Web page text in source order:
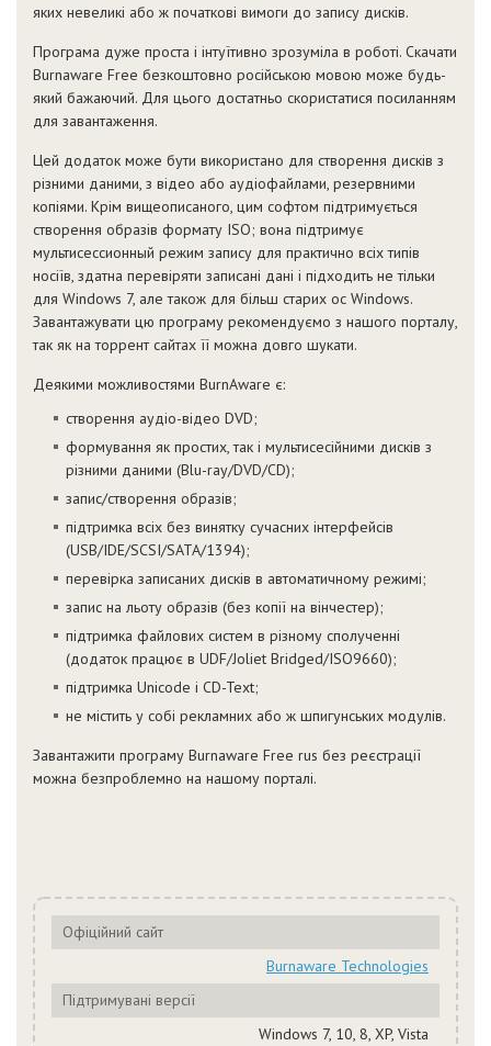
яких невеликі або ж початкові вимоги до запису дисків.
Програма дуже проста і інтуїтивно зрозуміла в роботі. Скачати
Burnaware Free безкоштовно російською мовою може будь-
який бажаючий. Для цього достатньо скористатися посиланням
для завантаження.
Цей додаток може бути використано для створення дисків з
різними даними, з відео або аудіофайлами, резервними
копіями. Крім вищеописаного, цим софтом підтримується
створення образів формату ISO; вона підтримує
мультисессионный режим запису для практично всіх типів
носіїв, здатна перевіряти записані дані і підходить не тільки
для Windows 7, але також для більш старих ос Windows.
Завантажувати цю програму рекомендуємо з нашого порталу,
так як на торрент сайтах її можна довго шукати.
Деякими можливостями BurnAware є:
створення аудіо-відео DVD;
формування як простих, так і мультисесійними дисків з
різними даними (Blu-ray/DVD/CD);
запис/створення образів;
підтримка всіх без винятку сучасних інтерфейсів
(USB/IDE/SCSI/SATA/1394);
перевірка записаних дисків в автоматичному режимі;
запис на льоту образів (без копії на вінчестер);
підтримка файлових систем в різному сполученні
(додаток працює в UDF/Joliet Bridged/ISO9660);
підтримка Unicode і CD-Text;
не містить у собі рекламних або ж шпигунських модулів.
Завантажити програму Burnaware Free rus без реєстрації
можна безпроблемно на нашому порталі.
Офіційний сайт
Burnaware Technologies
Підтримувані версії
Windows 7, 10, 8, XP, Vista